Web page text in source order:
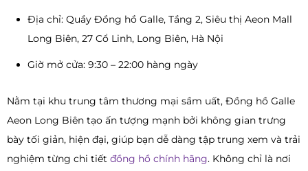
Địa chỉ: Quầy Đồng hồ Galle, Tầng 2, Siêu thị Aeon Mall
Long Biên, 27 Cổ Linh, Long Biên, Hà Nội
Giờ mở cửa: 9:30 – 22:00 hàng ngày
Nằm tại khu trung tâm thương mại sầm uất, Đồng hồ Galle
Aeon Long Biên tạo ấn tượng mạnh bởi không gian trưng
bày tối giản, hiện đại, giúp bạn dễ dàng tập trung xem và trải
nghiệm từng chi tiết đồng hồ chính hãng. Không chỉ là nơi